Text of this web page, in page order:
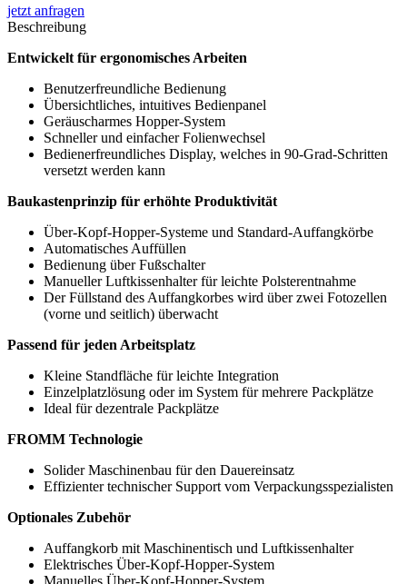
jetzt anfragen
Beschreibung
Entwickelt für ergonomisches Arbeiten
Benutzerfreundliche Bedienung
Übersichtliches, intuitives Bedienpanel
Geräuscharmes Hopper-System
Schneller und einfacher Folienwechsel
Bedienerfreundliches Display, welches in 90-Grad-Schritten
versetzt werden kann
Baukastenprinzip für erhöhte Produktivität
Über-Kopf-Hopper-Systeme und Standard-Auffangkörbe
Automatisches Auffüllen
Bedienung über Fußschalter
Manueller Luftkissenhalter für leichte Polsterentnahme
Der Füllstand des Auffangkorbes wird über zwei Fotozellen
(vorne und seitlich) überwacht
Passend für jeden Arbeitsplatz
Kleine Standfläche für leichte Integration
Einzelplatzlösung oder im System für mehrere Packplätze
Ideal für dezentrale Packplätze
FROMM Technologie
Solider Maschinenbau für den Dauereinsatz
Effizienter technischer Support vom Verpackungsspezialisten
Optionales Zubehör
Auffangkorb mit Maschinentisch und Luftkissenhalter
Elektrisches Über-Kopf-Hopper-System